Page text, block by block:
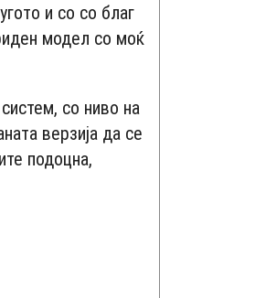
и со со благ
модел со моќ
со ниво на
верзија да се
подоцна,